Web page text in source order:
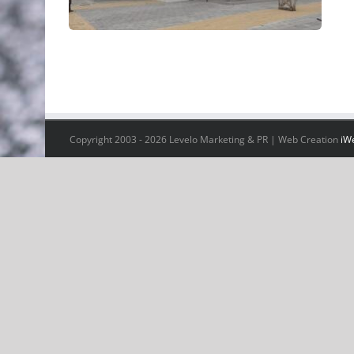
Copyright 2003 -2026 Levelo Marketing & PR | Web Creation